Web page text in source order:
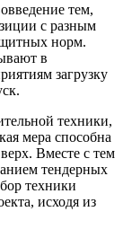
тем,
с разным
норм.
в
загрузку
техники,
мера способна
Вместе с тем
тендерных
техники
исходя из